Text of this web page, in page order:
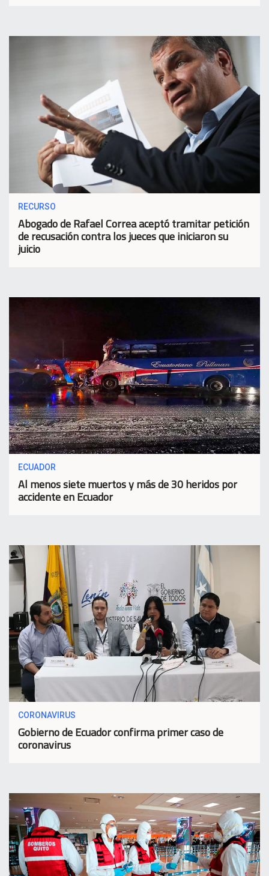
RECURSO
Abogado de Rafael Correa aceptó tramitar petición
de recusación contra los jueces que iniciaron su
juicio
ECUADOR
Al menos siete muertos y más de 30 heridos por
accidente en Ecuador
CORONAVIRUS
Gobierno de Ecuador confirma primer caso de
coronavirus